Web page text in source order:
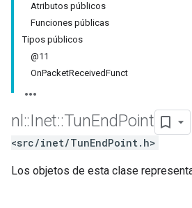
Atributos públicos
Funciones públicas
Tipos públicos
@11
OnPacketReceivedFunct
nl ::Inet::TunEndPoint
<src/inet/TunEndPoint.h>
Los objetos de esta clase